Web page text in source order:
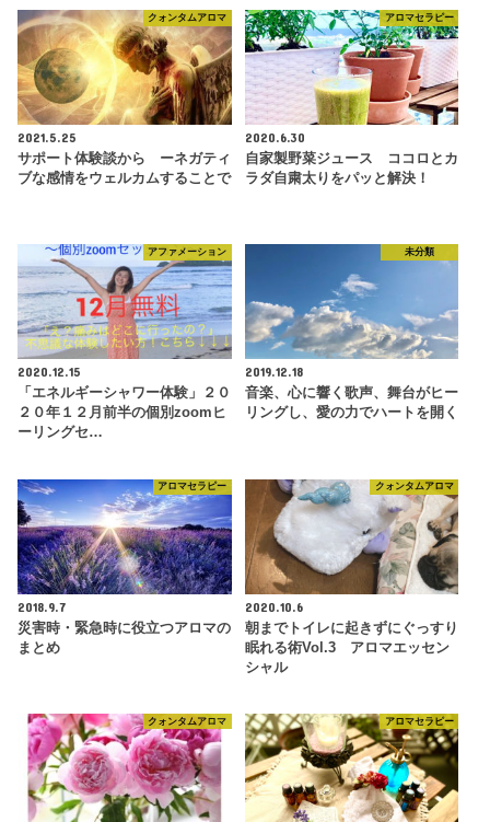
クォンタムアロマ
2021.5.25
サポート体験談から ーネガティ
ブな感情をウェルカムすることで
アロマセラピー
2020.6.30
自家製野菜ジュース ココロとカ
ラダ自粛太りをパッと解決！
アファメーション
2020.12.15
「エネルギーシャワー体験」２０
２０年１２月前半の個別zoomヒ
ーリングセ…
未分類
2019.12.18
音楽、心に響く歌声、舞台がヒー
リングし、愛の力でハートを開く
アロマセラピー
2018.9.7
災害時・緊急時に役立つアロマの
まとめ
クォンタムアロマ
2020.10.6
朝までトイレに起きずにぐっすり
眠れる術Vol.3 アロマエッセン
シャル
クォンタムアロマ アロマセラピー